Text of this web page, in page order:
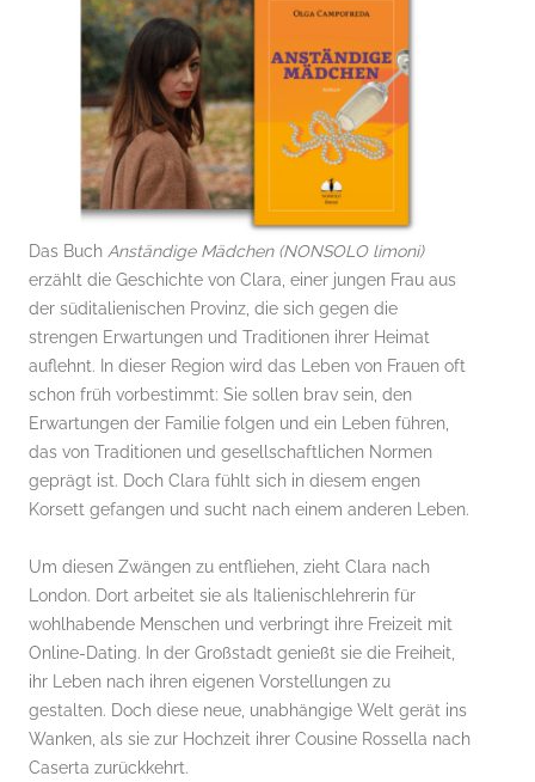
Das Buch Anständige Mädchen (NONSOLO limoni)
erzählt die Geschichte von Clara, einer jungen Frau aus
der süditalienischen Provinz, die sich gegen die
strengen Erwartungen und Traditionen ihrer Heimat
auflehnt. In dieser Region wird das Leben von Frauen oft
schon früh vorbestimmt: Sie sollen brav sein, den
Erwartungen der Familie folgen und ein Leben führen,
das von Traditionen und gesellschaftlichen Normen
geprägt ist. Doch Clara fühlt sich in diesem engen
Korsett gefangen und sucht nach einem anderen Leben.
Um diesen Zwängen zu entfliehen, zieht Clara nach
London. Dort arbeitet sie als Italienischlehrerin für
wohlhabende Menschen und verbringt ihre Freizeit mit
Online-Dating. In der Großstadt genießt sie die Freiheit,
ihr Leben nach ihren eigenen Vorstellungen zu
gestalten. Doch diese neue, unabhängige Welt gerät ins
Wanken, als sie zur Hochzeit ihrer Cousine Rossella nach
Caserta zurückkehrt.